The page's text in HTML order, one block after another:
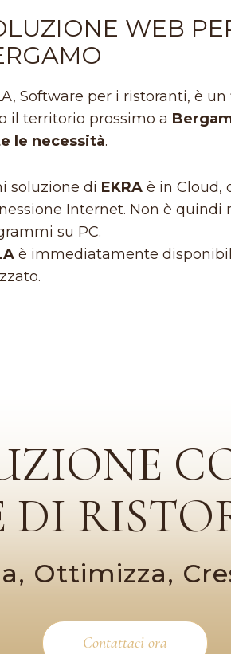
WEB
Software per i ristoranti, è
il territorio prossimo a
le necessità.
soluzione di EKRA è in Cloud,
Internet. Non è quindi
su PC.
è immediatamente
DI
Ottimizza,
Contattaci ora